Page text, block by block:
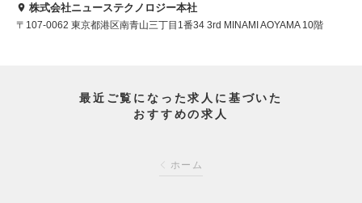
株式会社ニューステクノロジー本社
〒107-0062 東京都港区南青山三丁目1番34 3rd MINAMI AOYAMA 10階
最近ご覧になった求人に基づいた
おすすめの求人
ホーム